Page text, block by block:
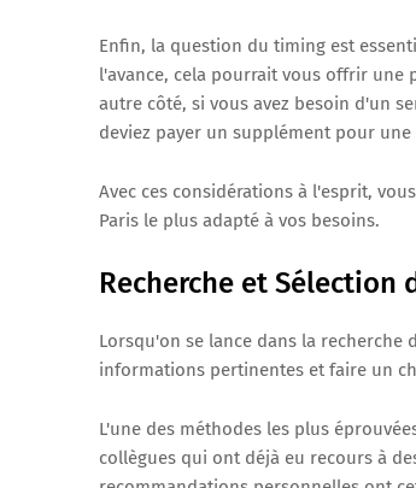
Enfin, la question du timing est
l'avance, cela pourrait vous offrir
autre côté, si vous avez besoin d'un
deviez payer un supplément pour
Avec ces considérations à l'esprit,
Paris le plus adapté à vos besoins.
Recherche et Sélection
Lorsqu'on se lance dans la
informations pertinentes et faire un
L'une des méthodes les plus
collègues qui ont déjà eu recours à